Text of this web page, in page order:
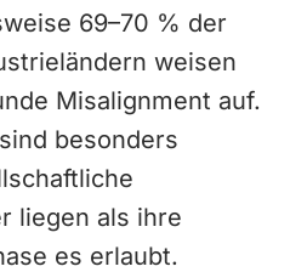
69–70 % der
weisen
Misalignment auf.
besonders
liegen als ihre
es erlaubt.